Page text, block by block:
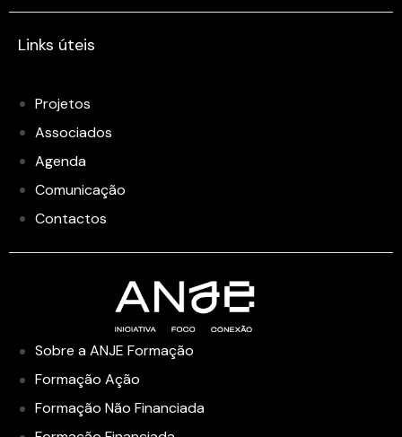
Links úteis
Projetos
Associados
Agenda
Comunicação
Contactos
Sobre a ANJE Formação
Formação Ação
Formação Não Financiada